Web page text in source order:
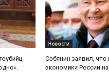
Новости
Собянин заявил, что
экономики России